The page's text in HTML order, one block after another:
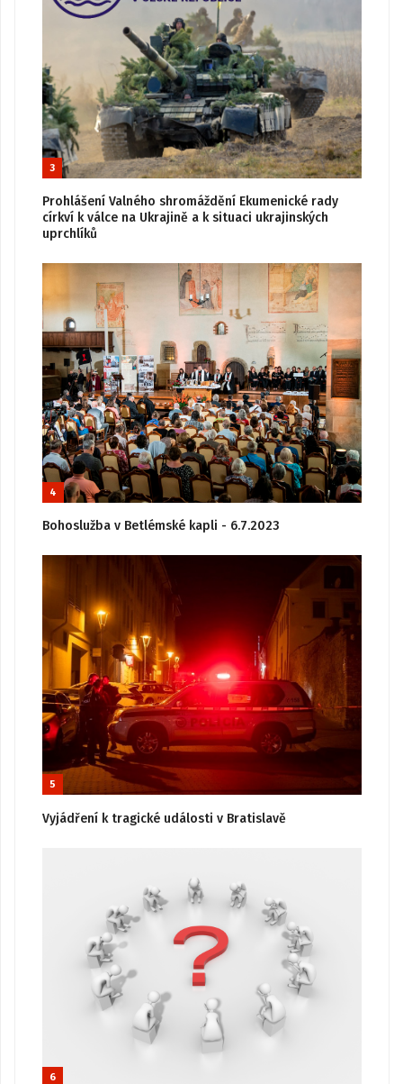
3
Prohlášení Valného shromáždění Ekumenické rady
církví k válce na Ukrajině a k situaci ukrajinských
uprchlíků
4
Bohoslužba v Betlémské kapli - 6.7.2023
5
Vyjádření k tragické události v Bratislavě
6